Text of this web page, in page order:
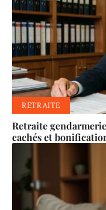
RETRAITE
Retraite
cachés et